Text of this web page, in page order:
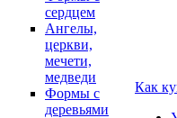
сердцем
Ангелы,
церкви,
мечети,
медведи
Формы с
деревьями
Как